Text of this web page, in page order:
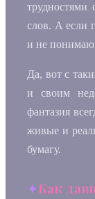
слов. А если
и не
Да, вот с
и своим
фантазия
живые и
бумагу.
Как